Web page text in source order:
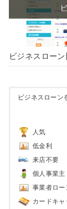
ビジネスローン
ビジネスローン
人気
低金利
来店不要
個人事業主
事業者ロー
カードキャ